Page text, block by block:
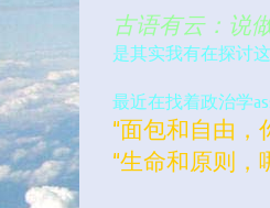
古语有云：说
是其实我有在探讨
最近在找着政治学
“面包和自由
“生命和原则，